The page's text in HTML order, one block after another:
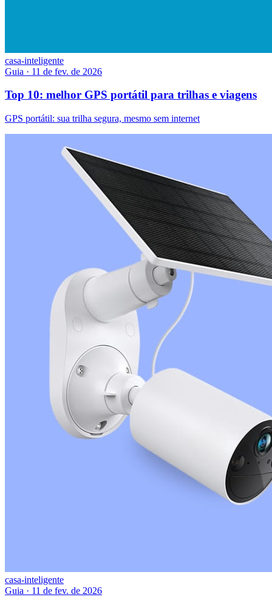
casa-inteligente
Guia · 11 de fev. de 2026
Top 10: melhor GPS portátil para trilhas e viagens
GPS portátil: sua trilha segura, mesmo sem internet
casa-inteligente
Guia · 11 de fev. de 2026